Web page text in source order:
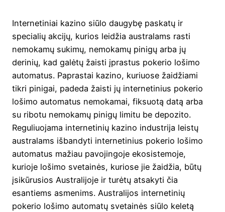
Internetiniai kazino siūlo daugybę paskatų ir
specialių akcijų, kurios leidžia australams rasti
nemokamų sukimų, nemokamų pinigų arba jų
derinių, kad galėtų žaisti įprastus pokerio lošimo
automatus. Paprastai kazino, kuriuose žaidžiami
tikri pinigai, padeda žaisti jų internetinius pokerio
lošimo automatus nemokamai, fiksuotą datą arba
su ribotu nemokamų pinigų limitu be depozito.
Reguliuojama internetinių kazino industrija leistų
australams išbandyti internetinius pokerio lošimo
automatus mažiau pavojingoje ekosistemoje,
kurioje lošimo svetainės, kuriose jie žaidžia, būtų
įsikūrusios Australijoje ir turėtų atsakyti čia
esantiems asmenims. Australijos internetinių
pokerio lošimo automatų svetainės siūlo keletą